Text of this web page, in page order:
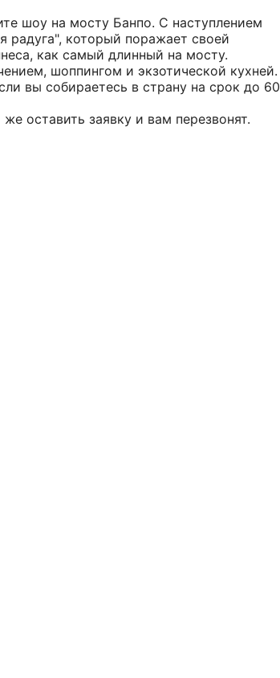
шоу на мосту Банпо. С наступлением
радуга", который поражает своей
как самый длинный на мосту.
шоппингом и экзотической кухней.
вы собираетесь в страну на срок до 60
оставить заявку и вам перезвонят.